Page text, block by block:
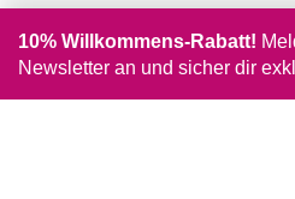
10% Willkommens-Rabatt!
Newsletter an und sicher dir